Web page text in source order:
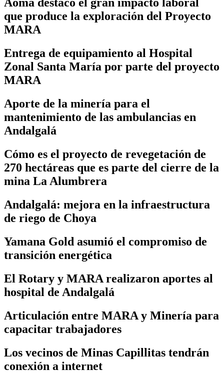
Aoma destacó el gran impacto laboral
que produce la exploración del Proyecto
MARA
Entrega de equipamiento al Hospital
Zonal Santa María por parte del proyecto
MARA
Aporte de la minería para el
mantenimiento de las ambulancias en
Andalgalá
Cómo es el proyecto de revegetación de
270 hectáreas que es parte del cierre de la
mina La Alumbrera
Andalgalá: mejora en la infraestructura
de riego de Choya
Yamana Gold asumió el compromiso de
transición energética
El Rotary y MARA realizaron aportes al
hospital de Andalgalá
Articulación entre MARA y Minería para
capacitar trabajadores
Los vecinos de Minas Capillitas tendrán
conexión a internet